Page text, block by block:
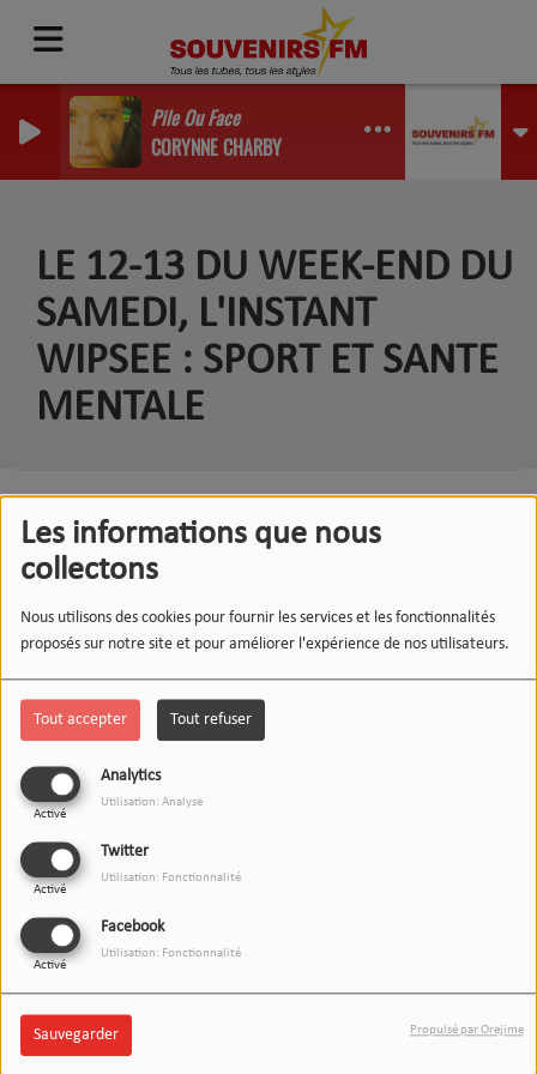
Les informations que nous
collectons
Nous utilisons des cookies pour fournir les services et les fonctionnalités
proposés sur notre site et pour améliorer l'expérience de nos utilisateurs.
Tout accepter Tout refuser
Analytics
Activé
Utilisation: Analyse
Twitter
Activé
Utilisation: Fonctionnalité
Facebook
Activé
Utilisation: Fonctionnalité
Sauvegarder Propulsé par Orejime
Pile Ou Face
CORYNNE CHARBY
LE 12-13 DU WEEK-END DU
SAMEDI, L'INSTANT
WIPSEE : SPORT ET SANTE
MENTALE
02 JANVIER 2026
Écouter le podcast
Bienvenue dans un nouvel épisode de L’Instant Wipsee !
Aujourd’hui, on lie les baskets et les neurones :